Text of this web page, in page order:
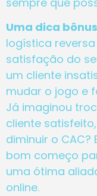
Uma dica
logística
satisfação do
um cliente
mudar o jogo e
Já imaginou
cliente satisfeito,
diminuir o CAC?
bom começo
uma ótima
online.